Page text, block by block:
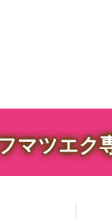
マツエク